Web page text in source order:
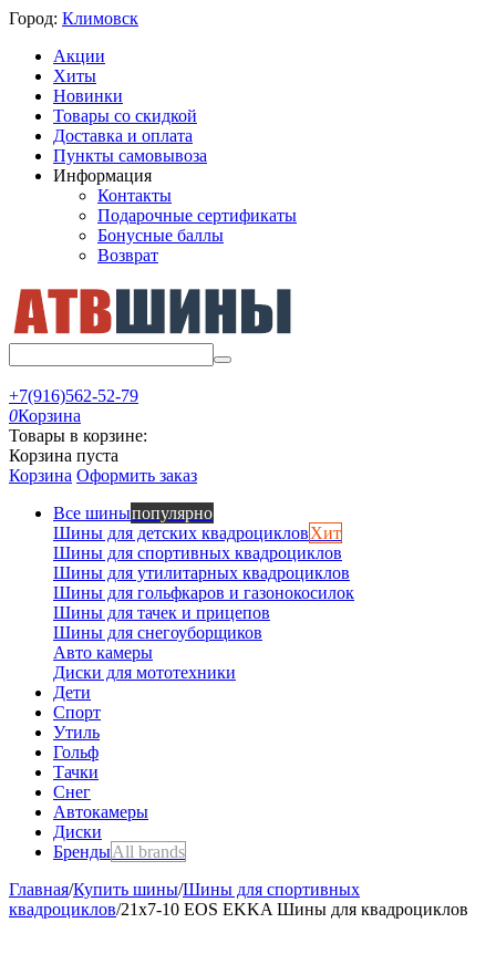
Город: Климовск
Акции
Хиты
Новинки
Товары со скидкой
Доставка и оплата
Пункты самовывоза
Информация
Контакты
Подарочные сертификаты
Бонусные баллы
Возврат
+7(916)562-52-79
0Корзина
Товары в корзине:
Корзина пуста
Корзина Оформить заказ
Все шиныпопулярно
Шины для детских квадроцикловХит
Шины для спортивных квадроциклов
Шины для утилитарных квадроциклов
Шины для гольфкаров и газонокосилок
Шины для тачек и прицепов
Шины для снегоуборщиков
Авто камеры
Диски для мототехники
Дети
Спорт
Утиль
Гольф
Тачки
Снег
Автокамеры
Диски
БрендыAll brands
Главная/Купить шины/Шины для спортивных
квадроциклов/21х7-10 EOS EKKA Шины для квадроциклов